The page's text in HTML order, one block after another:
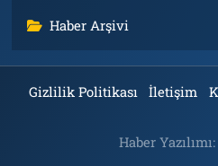
Haber Arşivi
Gizlilik Politikası İletişim
Haber Yazılımı: